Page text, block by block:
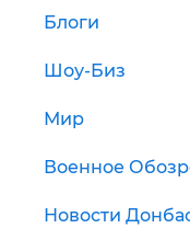
Блоги
Шоу-Биз
Мир
Военное
Новости